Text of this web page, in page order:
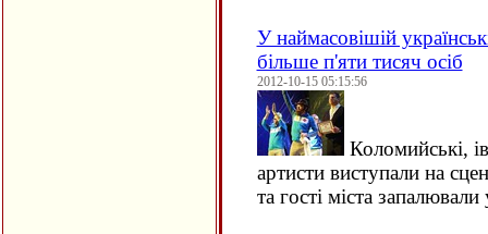
У наймасовішій
більше п'яти тисяч осіб
2012-10-15 05:15:56
Коломийські,
артисти виступали на
та гості міста